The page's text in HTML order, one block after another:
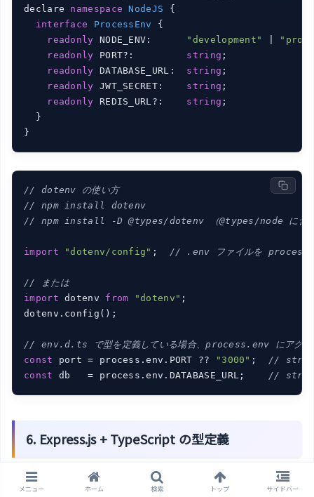
declare namespace NodeJS {
interface
ProcessEnv
{
readonly
NODE_ENV: "development"
readonly
PORT?: string ;
readonly
DATABASE_URL: string ;
readonly
JWT_SECRET: string ;
readonly
REDIS_URL?: string ;
  }
// dotenv の使い方
// npm install dotenv
// npm install -D @types/dotenv （@types/node に含ま
import "dotenv/config" ; // .env ファイルを
// または
import dotenv from "dotenv" ;
dotenv.config();
// env.d.ts で型を定義している場合、process.env にアクセ
const port = process.env.PORT ?? "3000" ; //
const db   = process.env.DATABASE_URL; // string
6. Express.js + TypeScript の型定義
Node.jsの最もポピュラーなWebフレームワーク、
メニュー ホーム 検索 トップ サイドバー